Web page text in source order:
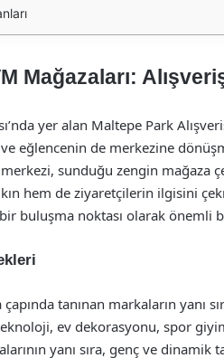
Mağazaları:
yer alan Maltepe Park
eğlencenin de merkezine
sunduğu zengin mağaza
hem de ziyaretçilerin ilgisini
buluşma noktası olarak önemli
tanınan markaların yanı
ev dekorasyonu, spor
yanı sıra, genç ve dinamik